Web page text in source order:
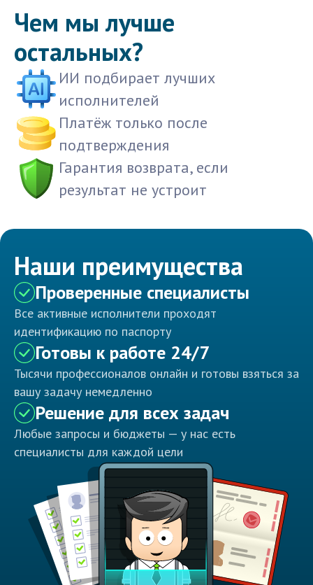
Чем мы лучше
остальных?
ИИ подбирает лучших
исполнителей
Платёж только после
подтверждения
Гарантия возврата, если
результат не устроит
Наши преимущества
Проверенные специалисты
Все активные исполнители проходят
идентификацию по паспорту
Готовы к работе 24/7
Тысячи профессионалов онлайн и готовы взяться за
вашу задачу немедленно
Решение для всех задач
Любые запросы и бюджеты — у нас есть
специалисты для каждой цели